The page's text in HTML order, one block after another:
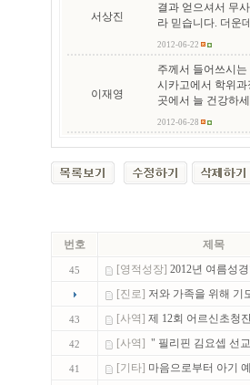
서상진
결과 얻으셔서 무
라 믿습니다. 더운
2012-06-22
이재영
주께서 들어쓰시
시카고에서 학위
곳에서 늘 건강하
2012-06-28
번호 제목
45 [영적성장] 2012년 여름성
[진로] 저와 가족을 위해 기
43 [사역] 제 12회 어르신초청
42 [사역] " 필리핀 김요셉 선
41 [기타] 마음으로부터 아기